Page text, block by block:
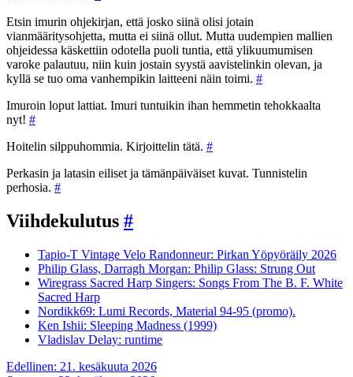
Etsin imurin ohjekirjan, että josko siinä olisi jotain
vianmääritysohjetta, mutta ei siinä ollut. Mutta uudempien mallien
ohjeidessa käskettiin odotella puoli tuntia, että ylikuumumisen
varoke palautuu, niin kuin jostain syystä aavistelinkin olevan, ja
kyllä se tuo oma vanhempikin laitteeni näin toimi. #
Imuroin loput lattiat. Imuri tuntuikin ihan hemmetin tehokkaalta
nyt! #
Hoitelin silppuhommia. Kirjoittelin tätä. #
Perkasin ja latasin eiliset ja tämänpäiväiset kuvat. Tunnistelin
perhosia. #
Viihdekulutus #
Tapio-T Vintage Velo Randonneur: Pirkan Yöpyöräily 2026
Philip Glass, Darragh Morgan: Philip Glass: Strung Out
Wiregrass Sacred Harp Singers: Songs From The B. F. White
Sacred Harp
Nordikk69: Lumi Records, Material 94-95 (promo).
Ken Ishii: Sleeping Madness (1999)
Vladislav Delay: runtime
Artikkelien
Edellinen: 21. kesäkuuta 2026